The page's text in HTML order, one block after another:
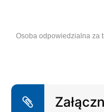
Osoba odpowiedzialna za